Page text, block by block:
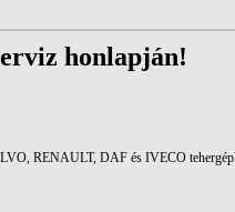
honlapján!
RENAULT, DAF és IVECO